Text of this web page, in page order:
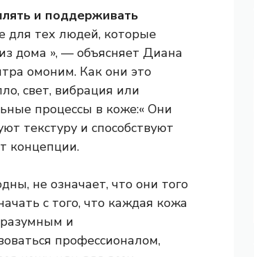
и поддерживать
для тех людей, которые
дома », — объясняет Диана
омоним. Как они это
свет, вибрация или
процессы в коже:« Они
текстуру и способствуют
концепции.
не означает, что они того
с того, что каждая кожа
разумным и
профессионалом,